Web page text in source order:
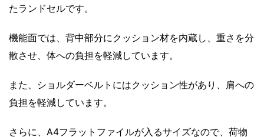
たランドセルです。
機能面では、背中部分にクッション材を内蔵し、重さを分
散させ、体への負担を軽減しています。
また、ショルダーベルトにはクッション性があり、肩への
負担を軽減しています。
さらに、A4フラットファイルが入るサイズなので、荷物